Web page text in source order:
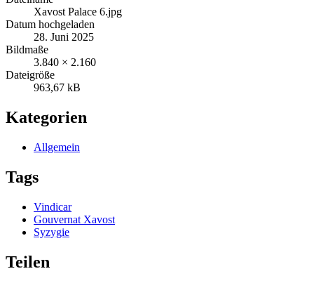
Xavost Palace 6.jpg
Datum hochgeladen
28. Juni 2025
Bildmaße
3.840 × 2.160
Dateigröße
963,67 kB
Kategorien
Allgemein
Tags
Vindicar
Gouvernat Xavost
Syzygie
Teilen